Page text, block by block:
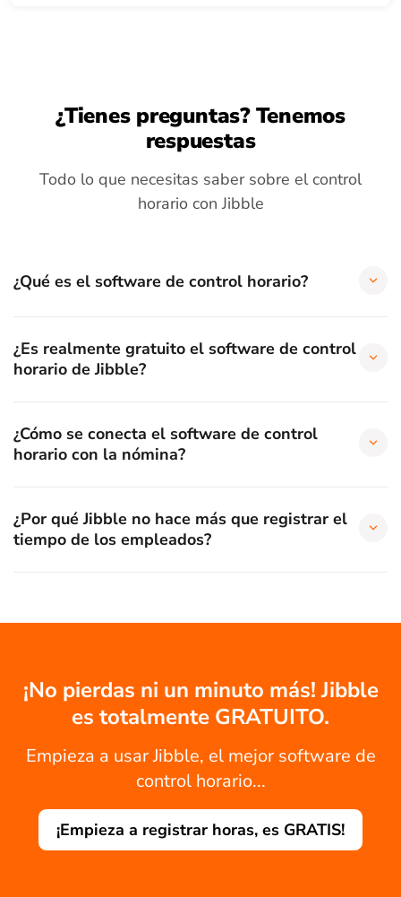
¿Tienes preguntas? Tenemos
respuestas
Todo lo que necesitas saber sobre el control
horario con Jibble
¿Qué es el software de control horario?
¿Es realmente gratuito el software de control
horario de Jibble?
¿Cómo se conecta el software de control
horario con la nómina?
¿Por qué Jibble no hace más que registrar el
tiempo de los empleados?
¡No pierdas ni un minuto más! Jibble
es totalmente GRATUITO.
Empieza a usar Jibble, el mejor software de
control horario...
¡Empieza a registrar horas, es GRATIS!